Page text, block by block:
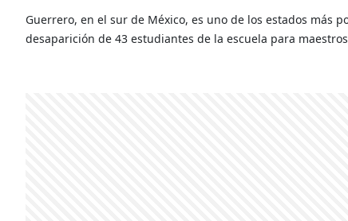
Guerrero, en el sur de México, es uno de los estados más
desaparición de 43 estudiantes de la escuela para